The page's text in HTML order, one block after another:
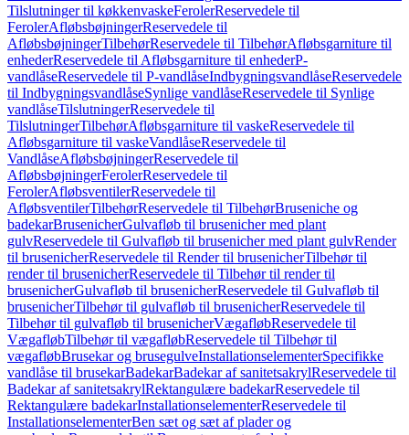
Tilslutninger til køkkenvaskeFerolerReservedele til
FerolerAfløbsbøjningerReservedele til
AfløbsbøjningerTilbehørReservedele til TilbehørAfløbsgarniture til
enhederReservedele til Afløbsgarniture til enhederP-
vandlåseReservedele til P-vandlåseIndbygningsvandlåseReservedele
til IndbygningsvandlåseSynlige vandlåseReservedele til Synlige
vandlåseTilslutningerReservedele til
TilslutningerTilbehørAfløbsgarniture til vaskeReservedele til
Afløbsgarniture til vaskeVandlåseReservedele til
VandlåseAfløbsbøjningerReservedele til
AfløbsbøjningerFerolerReservedele til
FerolerAfløbsventilerReservedele til
AfløbsventilerTilbehørReservedele til TilbehørBruseniche og
badekarBrusenicherGulvafløb til brusenicher med plant
gulvReservedele til Gulvafløb til brusenicher med plant gulvRender
til brusenicherReservedele til Render til brusenicherTilbehør til
render til brusenicherReservedele til Tilbehør til render til
brusenicherGulvafløb til brusenicherReservedele til Gulvafløb til
brusenicherTilbehør til gulvafløb til brusenicherReservedele til
Tilbehør til gulvafløb til brusenicherVægafløbReservedele til
VægafløbTilbehør til vægafløbReservedele til Tilbehør til
vægafløbBrusekar og brusegulveInstallationselementerSpecifikke
vandlåse til brusekarBadekarBadekar af sanitetsakrylReservedele til
Badekar af sanitetsakrylRektangulære badekarReservedele til
Rektangulære badekarInstallationselementerReservedele til
InstallationselementerBen sæt og sæt af plader og